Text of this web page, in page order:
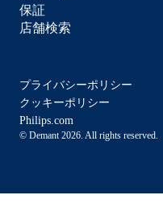
保証
店舗検索
プライバシーポリシー
クッキーポリシー
Philips.com
© Demant 2026. All rights reserved.